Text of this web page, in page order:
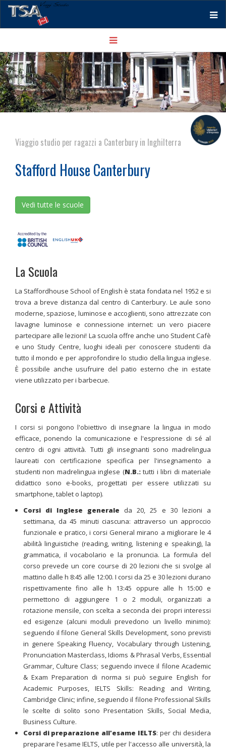
Toggle
navigation
Viaggio studio per ragazzi a Canterbury in Inghilterra
Stafford House Canterbury
Vedi tutte le scuole
La Scuola
La Staffordhouse School of English è stata fondata nel 1952 e si
trova a breve distanza dal centro di Canterbury. Le aule sono
moderne, spaziose, luminose e accoglienti, sono attrezzate con
lavagne luminose e connessione internet: un vero piacere
partecipare alle lezioni! La scuola offre anche uno Student Cafè
e uno Study Centre, luoghi ideali per conoscere studenti da
tutto il mondo e per approfondire lo studio della lingua inglese.
È possibile anche usufruire del patio esterno che in estate
viene utilizzato per i barbecue.
Corsi e Attività
I corsi si pongono l'obiettivo di insegnare la lingua in modo
efficace, ponendo la comunicazione e l'espressione di sé al
centro di ogni attività. Tutti gli insegnanti sono madrelingua
laureati con certificazione specifica per l'insegnamento a
studenti non madrelingua inglese (N.B.:tutti i libri di materiale
didattico sono e-books, progettati per essere utilizzati su
smartphone, tablet o laptop).
Corsi di Inglese generale da 20, 25 e 30 lezioni a
settimana, da 45 minuti ciascuna: attraverso un approccio
funzionale e pratico, i corsi General mirano a migliorare le 4
abilità linguistiche (reading, writing, listening e speaking), la
grammatica, il vocabolario e la pronuncia. La formula del
corso prevede un core course di 20 lezioni che si svolge al
mattino dalle h 8:45 alle 12:00. I corsi da 25 e 30 lezioni durano
rispettivamente fino alle h 13:45 oppure alle h 15:00 e
permettono di aggiungere 1 o 2 moduli, organizzati a
rotazione mensile, con scelta a seconda dei propri interessi
ed esigenze (alcuni moduli prevedono un livello minimo):
seguendo il filone General Skills Development, sono previsti
in genere Speaking Fluency, Vocabulary through Listening,
Pronunciation Masterclass, Idioms & Phrasal Verbs, Essential
Grammar, Culture Class; seguendo invece il filone Academic
& Exam Preparation di norma si può seguire English for
Academic Purposes, IELTS Skills: Reading and Writing,
Cambridge Clinic; infine, seguendo il filone Professional Skills
le scelte di solito sono Presentation Skills, Social Media,
Business Culture.
Corsi di preparazione all'esame IELTS: per chi desidera
preparare l'esame IELTS, utile per l'accesso alle università, la